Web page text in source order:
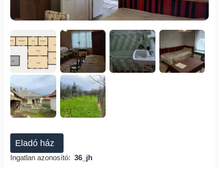
Eladó ház
Ingatlan azonosító: 36_jh